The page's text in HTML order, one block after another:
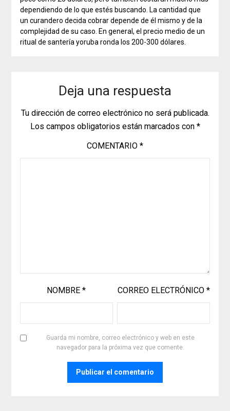
dependiendo de lo que estés buscando. La cantidad que
un curandero decida cobrar depende de él mismo y de la
complejidad de su caso. En general, el precio medio de un
ritual de santería yoruba ronda los 200-300 dólares.
Deja una respuesta
Tu dirección de correo electrónico no será publicada.
Los campos obligatorios están marcados con *
COMENTARIO *
NOMBRE* CORREO ELECTRÓNICO *
Guarda mi nombre, correo electrónico y web en este
navegador para la próxima vez que comente.